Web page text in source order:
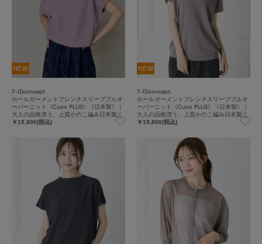
NEW
7-IDconcept.
ホールガーメントフレンチスリーブプルオ
ーバーニット《Cuoo PLUS》《日本製》｜
大人の品格漂う、上質かのこ編み日本製ニ
ット
￥19,800(税込)
NEW
7-IDconcept.
ホールガーメントフレンチスリーブプルオ
ーバーニット《Cuoo PLUS》《日本製》｜
大人の品格漂う、上質かのこ編み日本製ニ
ット
￥19,800(税込)